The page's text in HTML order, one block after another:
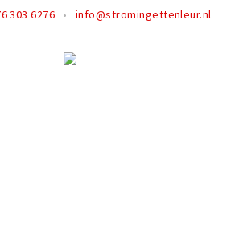
303 6276 info@stromingettenleur.nl